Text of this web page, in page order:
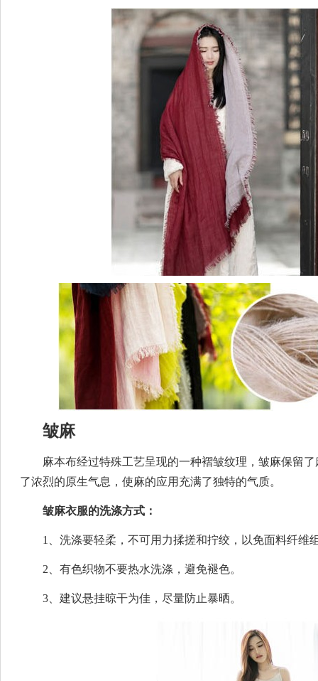
皱麻
麻本布经过特殊工艺呈现的一种褶皱纹理，皱麻保留
了浓烈的原生气息，使麻的应用充满了独特的气质。
皱麻衣服的洗涤方式：
1、洗涤要轻柔，不可用力揉搓和拧绞，以免面料纤维
2、有色织物不要热水洗涤，避免褪色。
3、建议悬挂晾干为佳，尽量防止暴晒。